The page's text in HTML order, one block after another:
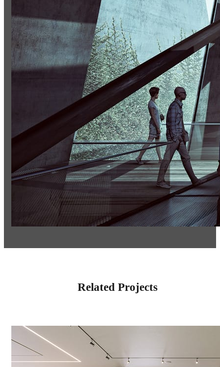
Related Projects